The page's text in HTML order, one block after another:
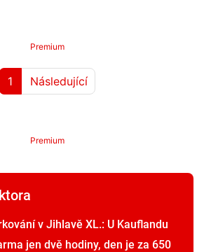
Premium
1 Následující
Premium
v Jihlavě XL.: U Kauflandu
jen dvě hodiny, den je za 650